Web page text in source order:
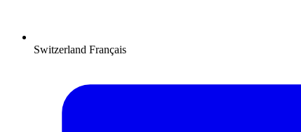
Switzerland Français